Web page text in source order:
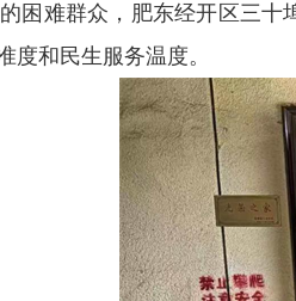
困难群众，肥东经开区三
度和民生服务温度。